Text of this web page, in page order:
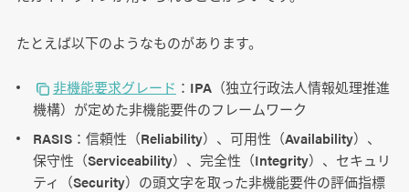
たとえば以下のようなものがあります。
非機能要求グレード ：IPA（独立行政法人情報処理推進
機構）が定めた非機能要件のフレームワーク
RASIS：信頼性（Reliability）、可用性（Availability）、
保守性（Serviceability）、完全性（Integrity）、セキュリ
ティ（Security）の頭文字を取った非機能要件の評価指標